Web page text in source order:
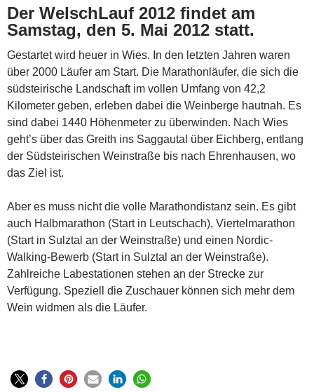
Der WelschLauf 2012 findet am
Samstag, den 5. Mai 2012 statt.
Gestartet wird heuer in Wies. In den letzten Jahren waren
über 2000 Läufer am Start. Die Marathonläufer, die sich die
südsteirische Landschaft im vollen Umfang von 42,2
Kilometer geben, erleben dabei die Weinberge hautnah. Es
sind dabei 1440 Höhenmeter zu überwinden. Nach Wies
geht’s über das Greith ins Saggautal über Eichberg, entlang
der Südsteirischen Weinstraße bis nach Ehrenhausen, wo
das Ziel ist.
Aber es muss nicht die volle Marathondistanz sein. Es gibt
auch Halbmarathon (Start in Leutschach), Viertelmarathon
(Start in Sulztal an der Weinstraße) und einen Nordic-
Walking-Bewerb (Start in Sulztal an der Weinstraße).
Zahlreiche Labestationen stehen an der Strecke zur
Verfügung. Speziell die Zuschauer können sich mehr dem
Wein widmen als die Läufer.